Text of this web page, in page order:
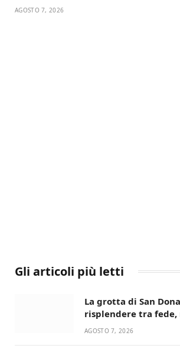
AGOSTO 7, 2026
Gli articoli più letti
La grotta di San
risplendere tra fede,
devozione
AGOSTO 7, 2026